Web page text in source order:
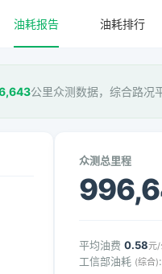
油耗报告 油耗排行
公里众测数据，综合路况
众测总里程
平均油费 0.58元/
工信部油耗 (综合):